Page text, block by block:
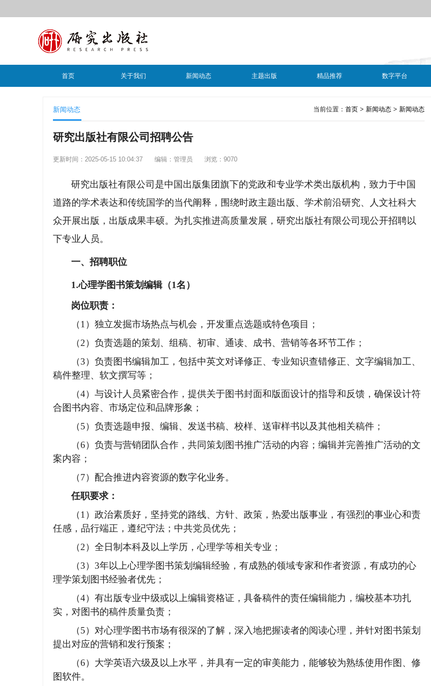
首页 关于我们 新闻动态 主题出版 精品推荐 数字平台
新闻动态 当前位置： 首页 > 新闻动态 > 新闻动态
研究出版社有限公司招聘公告
更新时间：2025-05-15 10:04:37 编辑：管理员 浏览：9070
研究出版社有限公司是中国出版集团旗下的党政和专业学术类出版机构，致力于中国
道路的学术表达和传统国学的当代阐释，围绕时政主题出版、学术前沿研究、人文社科大
众开展出版，出版成果丰硕。为扎实推进高质量发展，研究出版社有限公司现公开招聘以
下专业人员。
一、招聘职位
1.心理学图书策划编辑（1名）
岗位职责：
（1）独立发掘市场热点与机会，开发重点选题或特色项目；
（2）负责选题的策划、组稿、初审、通读、成书、营销等各环节工作；
（3）负责图书编辑加工，包括中英文对译修正、专业知识查错修正、文字编辑加工、
稿件整理、软文撰写等；
（4）与设计人员紧密合作，提供关于图书封面和版面设计的指导和反馈，确保设计符
合图书内容、市场定位和品牌形象；
（5）负责选题申报、编辑、发送书稿、校样、送审样书以及其他相关稿件；
（6）负责与营销团队合作，共同策划图书推广活动的内容；编辑并完善推广活动的文
案内容；
（7）配合推进内容资源的数字化业务。
任职要求：
（1）政治素质好，坚持党的路线、方针、政策，热爱出版事业，有强烈的事业心和责
任感，品行端正，遵纪守法；中共党员优先；
（2）全日制本科及以上学历，心理学等相关专业；
（3）3年以上心理学图书策划编辑经验， 有成熟的领域专家和作者资源， 有成功的心
理学策划图书经验者优先 ；
（4）有出版专业中级或以上编辑资格证，具备稿件的责任编辑能力，编校基本功扎
实，对图书的稿件质量负责；
（5）对心理学图书市场有很深的了解，深入地把握读者的阅读心理，并针对图书策划
提出对应的营销和发行预案；
（6）大学英语六级及以上水平，并具有一定的审美能力，能够较为熟练使用作图、修
图软件。